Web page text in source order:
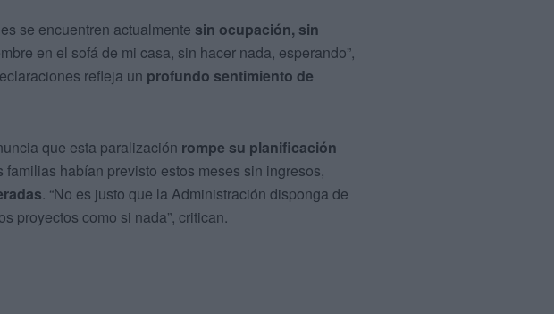
se encuentren actualmente sin ocupación, sin
en el sofá de mi casa, sin hacer nada, esperando”,
refleja un profundo sentimiento de
que esta paralización rompe su planificación
familias habían previsto estos meses sin ingresos,
. “No es justo que la Administración disponga de
proyectos como si nada”, critican.